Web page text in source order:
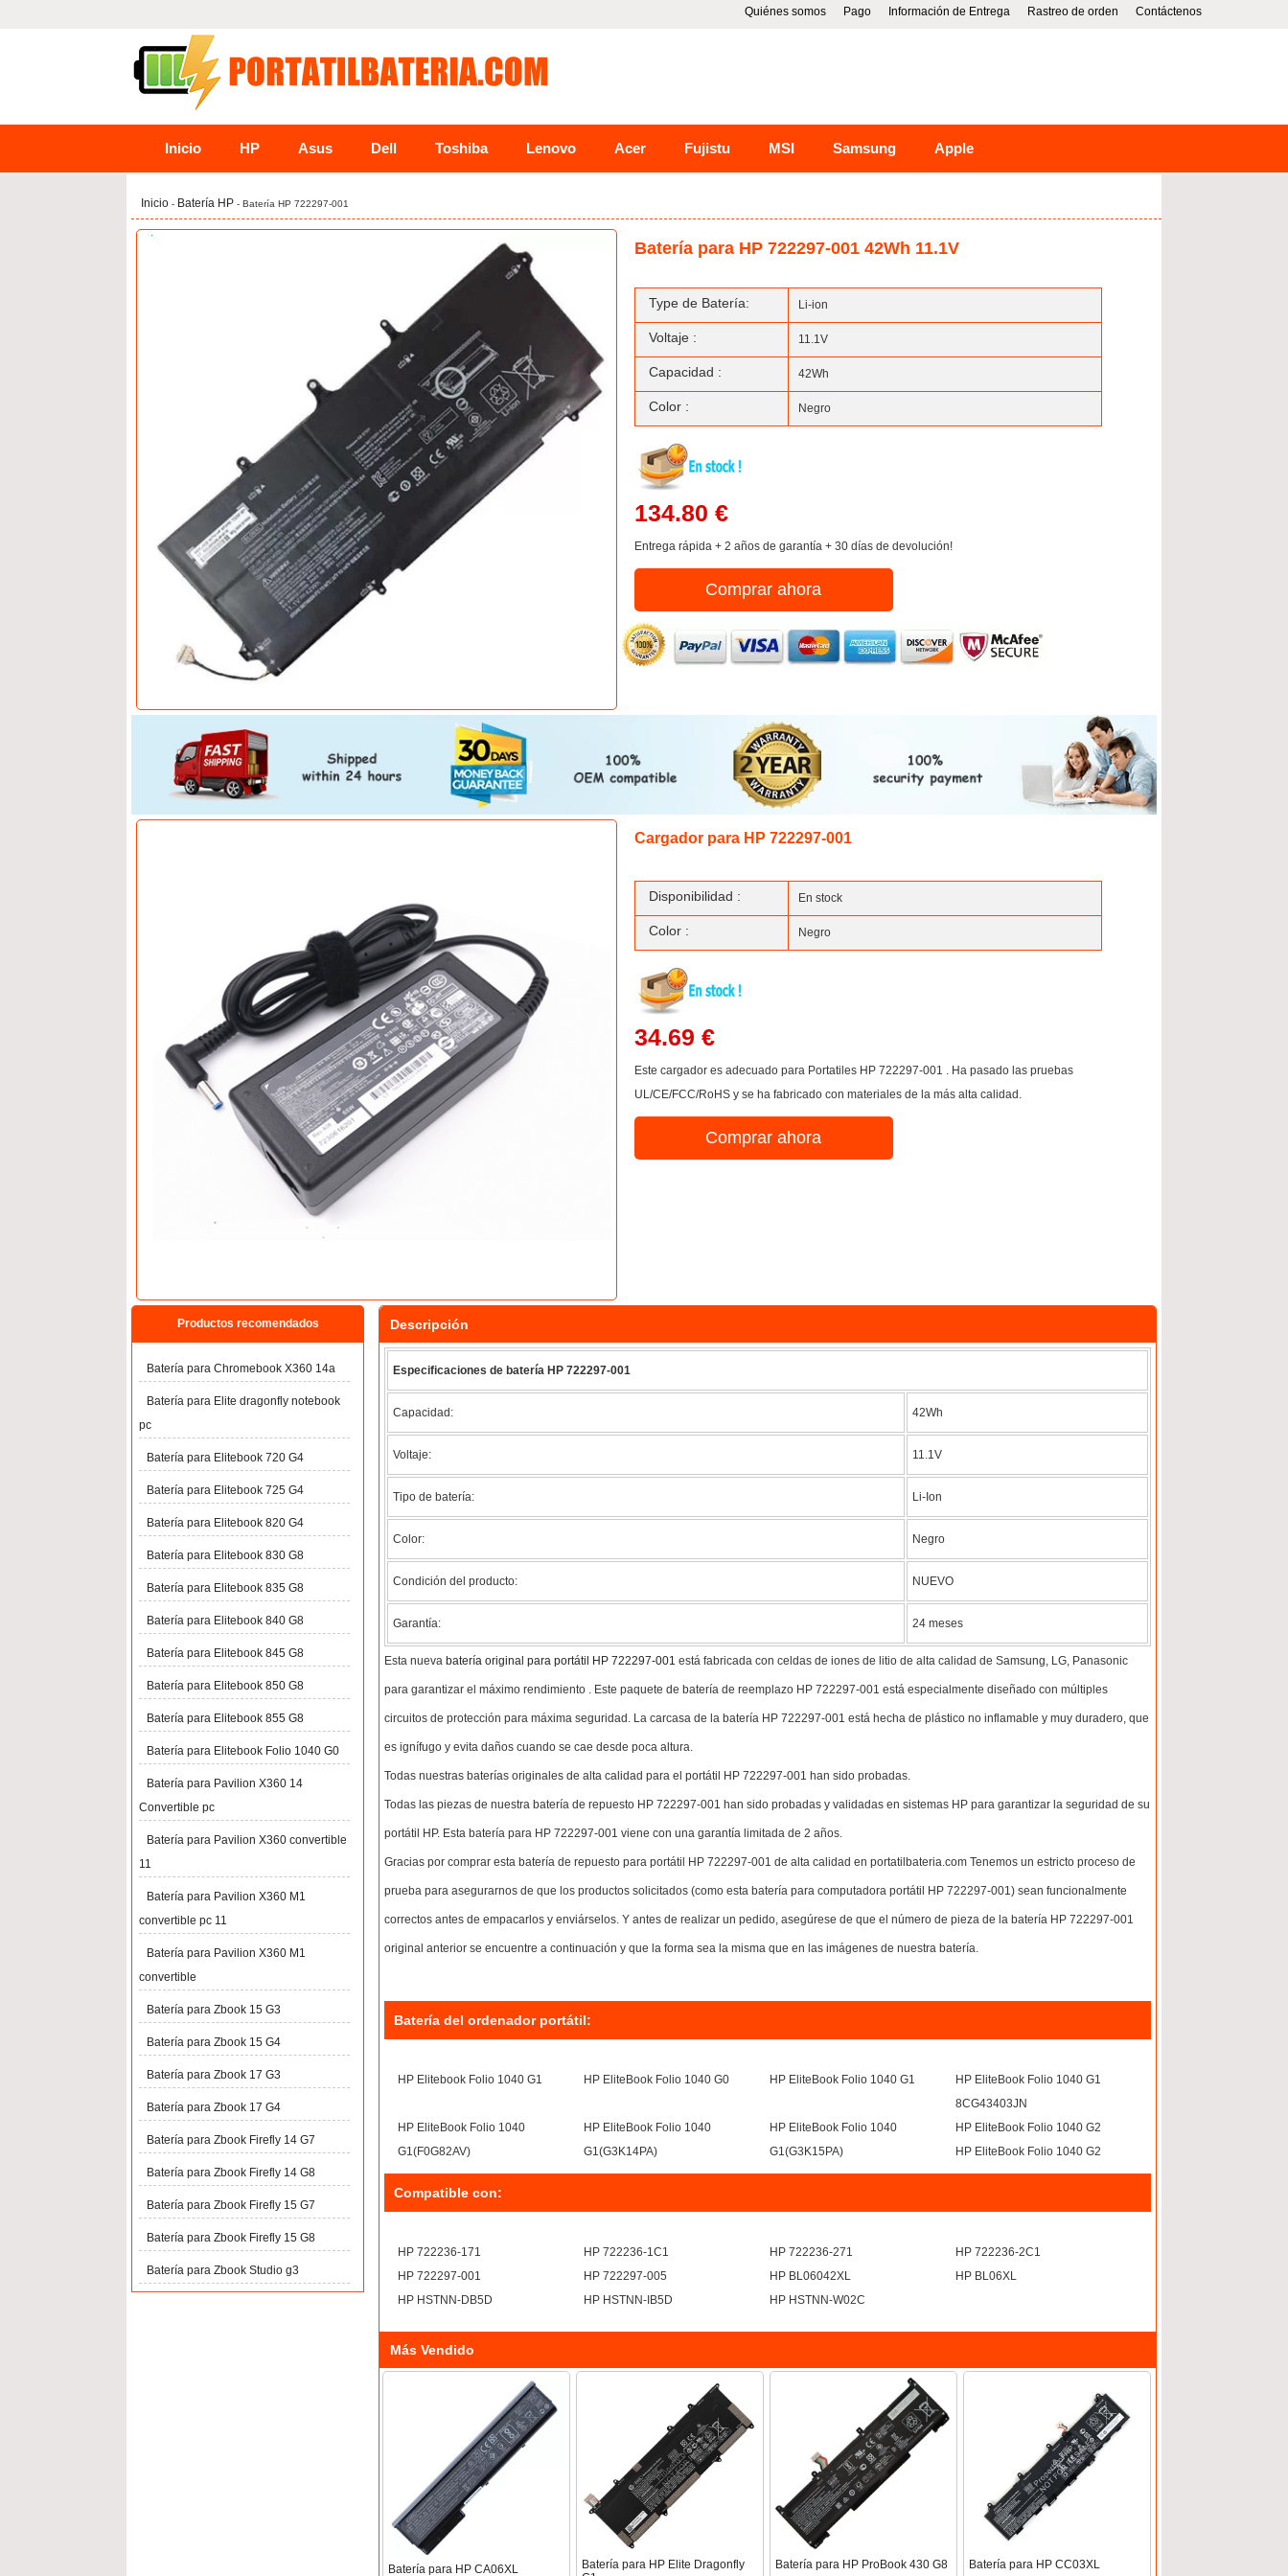
Contáctenos
Rastreo de orden
Información de Entrega
Pago
Quiénes somos
Inicio HP Asus Dell Toshiba Lenovo Acer Fujistu MSI Samsung Apple
Inicio - Batería HP - Batería HP 722297-001
Batería para HP 722297-001 42Wh 11.1V
Type de Batería: Li-ion
Voltaje : 11.1V
Capacidad : 42Wh
Color : Negro
134.80 €
Entrega rápida + 2 años de garantía + 30 días de devolución!
Comprar ahora
Cargador para HP 722297-001
Disponibilidad : En stock
Color : Negro
34.69 €
Este cargador es adecuado para Portatiles HP 722297-001 . Ha pasado las pruebas
UL/CE/FCC/RoHS y se ha fabricado con materiales de la más alta calidad.
Comprar ahora
Descripción
Especificaciones de batería HP 722297-001
Capacidad: 42Wh
Voltaje: 11.1V
Tipo de batería: Li-Ion
Color: Negro
Condición del producto: NUEVO
Garantía: 24 meses
Esta nueva batería original para portátil HP 722297-001 está fabricada con celdas de iones de litio de alta calidad de Samsung, LG, Panasonic
para garantizar el máximo rendimiento . Este paquete de batería de reemplazo HP 722297-001 está especialmente diseñado con múltiples
circuitos de protección para máxima seguridad. La carcasa de la batería HP 722297-001 está hecha de plástico no inflamable y muy duradero, que
es ignífugo y evita daños cuando se cae desde poca altura.
Todas nuestras baterías originales de alta calidad para el portátil HP 722297-001 han sido probadas.
Todas las piezas de nuestra batería de repuesto HP 722297-001 han sido probadas y validadas en sistemas HP para garantizar la seguridad de su
portátil HP. Esta batería para HP 722297-001 viene con una garantía limitada de 2 años.
Gracias por comprar esta batería de repuesto para portátil HP 722297-001 de alta calidad en portatilbateria.com Tenemos un estricto proceso de
prueba para asegurarnos de que los productos solicitados (como esta batería para computadora portátil HP 722297-001) sean funcionalmente
correctos antes de empacarlos y enviárselos. Y antes de realizar un pedido, asegúrese de que el número de pieza de la batería HP 722297-001
original anterior se encuentre a continuación y que la forma sea la misma que en las imágenes de nuestra batería.
Batería del ordenador portátil:
HP Elitebook Folio 1040 G1 HP EliteBook Folio 1040 G0 HP EliteBook Folio 1040 G1
HP EliteBook Folio 1040 G1
8CG43403JN
HP EliteBook Folio 1040
G1(F0G82AV)
HP EliteBook Folio 1040
G1(G3K14PA)
HP EliteBook Folio 1040
G1(G3K15PA)
HP EliteBook Folio 1040 G2
HP EliteBook Folio 1040 G2
Compatible con:
HP 722236-171 HP 722236-1C1 HP 722236-271
HP 722236-2C1
HP 722297-001
HP 722297-005 HP BL06042XL
HP BL06XL
HP HSTNN-DB5D
HP HSTNN-IB5D HP HSTNN-W02C
Más Vendido
Batería para HP CA06XL
Batería para HP Elite Dragonfly
Batería para HP ProBook 430 G8 Batería para HP CC03XL
Productos recomendados
Batería para Chromebook X360 14a
Batería para Elite dragonfly notebook
pc
Batería para Elitebook 720 G4
Batería para Elitebook 725 G4
Batería para Elitebook 820 G4
Batería para Elitebook 830 G8
Batería para Elitebook 835 G8
Batería para Elitebook 840 G8
Batería para Elitebook 845 G8
Batería para Elitebook 850 G8
Batería para Elitebook 855 G8
Batería para Elitebook Folio 1040 G0
Batería para Pavilion X360 14
Convertible pc
Batería para Pavilion X360 convertible
11
Batería para Pavilion X360 M1
convertible pc 11
Batería para Pavilion X360 M1
convertible
Batería para Zbook 15 G3
Batería para Zbook 15 G4
Batería para Zbook 17 G3
Batería para Zbook 17 G4
Batería para Zbook Firefly 14 G7
Batería para Zbook Firefly 14 G8
Batería para Zbook Firefly 15 G7
Batería para Zbook Firefly 15 G8
Batería para Zbook Studio g3